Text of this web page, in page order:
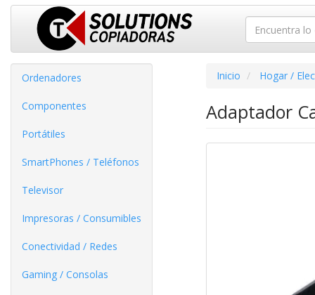
Ordenadores
Componentes
Portátiles
SmartPhones / Teléfonos
Televisor
Impresoras / Consumibles
Conectividad / Redes
Gaming / Consolas
Inicio Hogar /
Adaptador